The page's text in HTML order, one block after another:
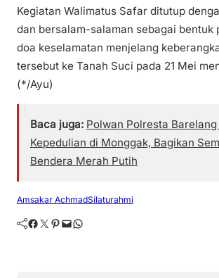
Kegiatan Walimatus Safar ditutup
dan bersalam-salaman sebagai bentuk
doa keselamatan menjelang
tersebut ke Tanah Suci pada 21 Mei
(*/Ayu)
Baca juga: Polwan Polresta
Kepedulian di Monggak, Bagikan
Bendera Merah Putih
Amsakar AchmadSilaturahmi
Facebook Twitter Pinterest Mail WhatsApp